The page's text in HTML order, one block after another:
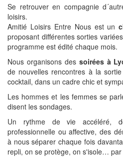
Se retrouver en compagnie
loisirs.
Amitié Loisirs Entre Nous est un
proposant différentes sorties
programme est édité chaque mois.
Nous organisons des soirées à
de nouvelles rencontres à la
cocktail, dans un cadre chic et
Les hommes et les femmes se
disent les sondages.
Un rythme de vie accéléré,
professionnelle ou affective, des
à nous séparer chaque fois
repli, on se protège, on s'isole…